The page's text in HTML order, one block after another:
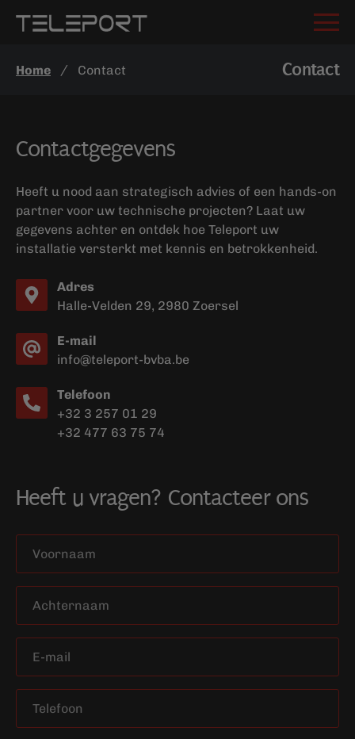
Home / Contact Contact
Contactgegevens
Heeft u nood aan strategisch advies of een hands-on
partner voor uw technische projecten? Laat uw
gegevens achter en ontdek hoe Teleport uw
installatie versterkt met kennis en betrokkenheid.
Adres
Halle-Velden 29, 2980 Zoersel
E-mail
info@teleport-bvba.be
Telefoon
+32 3 257 01 29
+32 477 63 75 74
Heeft u vragen? Contacteer ons